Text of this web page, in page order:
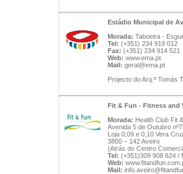
Estádio Municipal de
Morada: Taboeira -
Tel: (+351) 234 919 012
Fax: (+351) 234 914 521
Web: www.ema.pt
Mail: geral@ema.pt
Projecto do Arq.º Tomás
Fit & Fun - Fitness and
Morada: Health Club Fit
Avenida 5 de Outubro
Loja 0,09 e 0,10 Vera
3800 – 142 Aveiro
(Atrás do Centro
Tel: (+351)309 908 624 /
Web:
Mail: